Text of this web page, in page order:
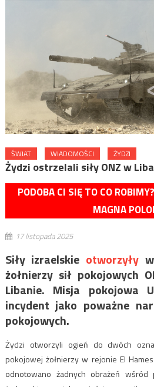
ŚWIAT WIADOMOŚCI ŻYDZI
Żydzi ostrzelali siły ONZ w
PODOBA CI SIĘ TO CO
MAGNA
17 listopada 2025
Siły izraelskie otworzyływ
żołnierzy sił pokojowych
Libanie. Misja pokojowa
incydent jako poważne
pokojowych.
Żydzi otworzyli ogień do dwóch
pokojowej żołnierzy w rejonie El
odnotowano żadnych obrażeń wśród